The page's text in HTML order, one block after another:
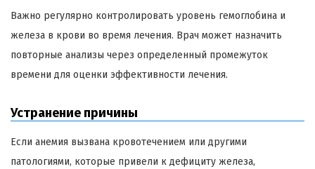
Важно регулярно контролировать уровень гемоглобина и
железа в крови во время лечения. Врач может назначить
повторные анализы через определенный промежуток
времени для оценки эффективности лечения.
Устранение причины
Если анемия вызвана кровотечением или другими
патологиями, которые привели к дефициту железа,